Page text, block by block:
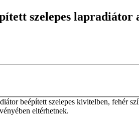
szelepes
beépített szelepes kivitelben, fehér
eltérhetnek.